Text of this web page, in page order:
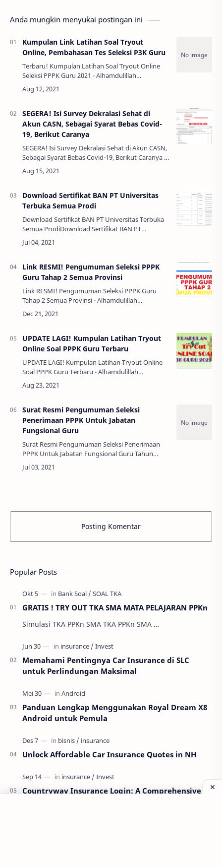
Anda mungkin menyukai postingan ini
Kumpulan Link Latihan Soal Tryout
Online, Pembahasan Tes Seleksi P3K Guru
Terbaru! Kumpulan Latihan Soal Tryout Online
Seleksi PPPK Guru 2021 - Alhamdulillah
pengumuman seleksi administrasi CPNS 2021
sudah keluar dan bisa dilihat di masing-masing
SEGERA! Isi Survey Dekralasi Sehat di
Akun CASN, Sebagai Syarat Bebas Covid-
19, Berikut Caranya
SEGERA! Isi Survey Dekralasi Sehat di Akun CASN,
Sebagai Syarat Bebas Covid-19, Berikut Caranya -
Setelah diumumkan hasil seleksi administrasi
PPPK Guru pada 10 Agustus 2021 l…
Download Sertifikat BAN PT Universitas
Terbuka Semua Prodi
Download Sertifikat BAN PT Universitas Terbuka
Semua ProdiDownload Sertifikat BAN PT
Universitas Terbuka Semua Prodi - Sesuai
dengan informasi yang dirilis oleh Badan
Link RESMI! Pengumuman Seleksi PPPK
Guru Tahap 2 Semua Provinsi
Link RESMI! Pengumuman Seleksi PPPK Guru
Tahap 2 Semua Provinsi - Alhamdulillah
pengumuman Tahap 2 sudah keluar, saat ini
bapak ibu guru masih menunggu tes seleksi
UPDATE LAGI! Kumpulan Latihan Tryout
Online Soal PPPK Guru Terbaru
UPDATE LAGI! Kumpulan Latihan Tryout Online
Soal PPPK Guru Terbaru - Alhamdulillah
pengumuman seleksi administrasi PPPK CPNS
sudah keluar dan bisa dilihat di masing-…
Surat Resmi Pengumuman Seleksi
Penerimaan PPPK Untuk Jabatan
Fungsional Guru
Surat Resmi Pengumuman Seleksi Penerimaan
PPPK Untuk Jabatan Fungsional Guru Tahun
2021 Surat Resmi Pengumuman Seleksi
Penerimaan PPPK Untuk Jabatan Fungsional
Posting Komentar
Popular Posts
GRATIS ! TRY OUT TKA SMA MATA PELAJARAN PPKn
Simulasi TKA PPKn SMA TKA PPKn SMA …
Memahami Pentingnya Car Insurance di SLC
untuk Perlindungan Maksimal
Panduan Lengkap Menggunakan Royal Dream X8
Android untuk Pemula
Unlock Affordable Car Insurance Quotes in NH
Countryway Insurance Login: A Comprehensive